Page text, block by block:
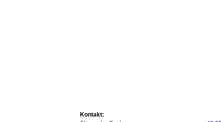
Kontakt: